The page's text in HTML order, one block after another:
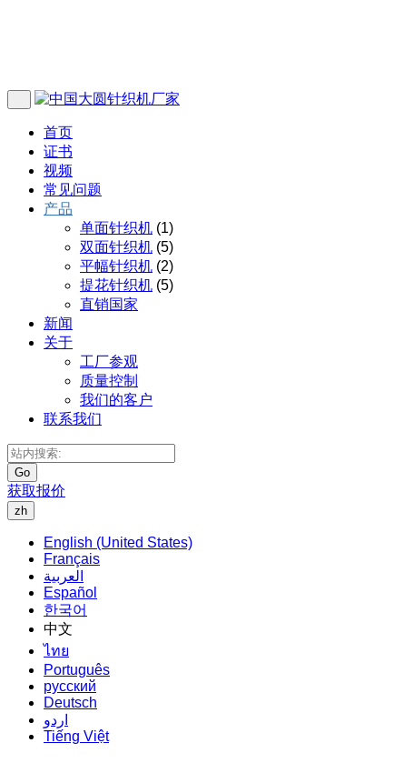
首页
证书
视频
常见问题
产品
单面针织机 (1)
双面针织机 (5)
平幅针织机 (2)
提花针织机 (5)
直销国家
新闻
关于
工厂参观
质量控制
我们的客户
联系我们
Go
获取报价
zh
English (United States)
Français
العربية
Español
한국어
中文
ไทย
Português
русский
Deutsch
اردو
Tiếng Việt